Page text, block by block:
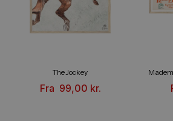
The Jockey
Fra 99,00 kr.